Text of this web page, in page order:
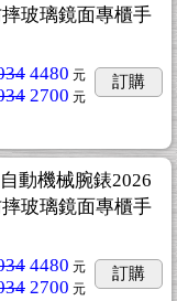
玻璃鏡面專櫃手
4480 元
2700 元
訂購
動機械腕錶2026
玻璃鏡面專櫃手
4480 元
2700 元
訂購